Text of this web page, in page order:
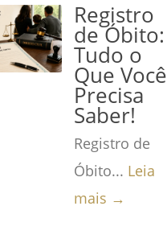
Registro
de Óbito:
Tudo o
Que Você
Precisa
Saber!
Registro de
Óbito... Leia
mais →